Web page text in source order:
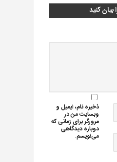
بیان کنید
ذخیره نام، ایمیل و
وبسایت من در
مرورگر برای زمانی که
دوباره دیدگاهی
می‌نویسم.